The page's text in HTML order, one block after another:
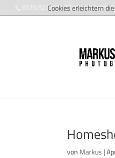
0175/5279572 * 04743/2760547
von Markus |
Cookies erleichtern